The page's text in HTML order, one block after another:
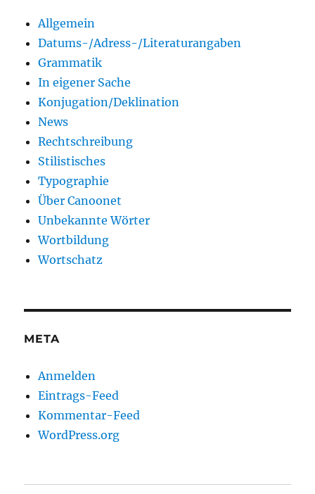
Allgemein
Datums-/Adress-/Literaturangaben
Grammatik
In eigener Sache
Konjugation/Deklination
News
Rechtschreibung
Stilistisches
Typographie
Über Canoonet
Unbekannte Wörter
Wortbildung
Wortschatz
META
Anmelden
Eintrags-Feed
Kommentar-Feed
WordPress.org